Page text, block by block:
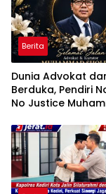
Berita
Dunia Advokat
Berduka, Pendiri
No Justice